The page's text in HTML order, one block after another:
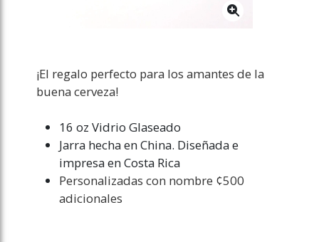
¡El regalo perfecto para los amantes de la
buena cerveza!
16 oz Vidrio Glaseado
Jarra hecha en China. Diseñada e
impresa en Costa Rica
Personalizadas con nombre ¢500
adicionales